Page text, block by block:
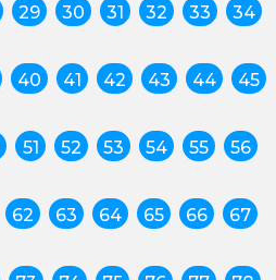
29 30 31 32 33 34
40 41 42 43 44 45
51 52 53 54 55 56
62 63 64 65 66 67